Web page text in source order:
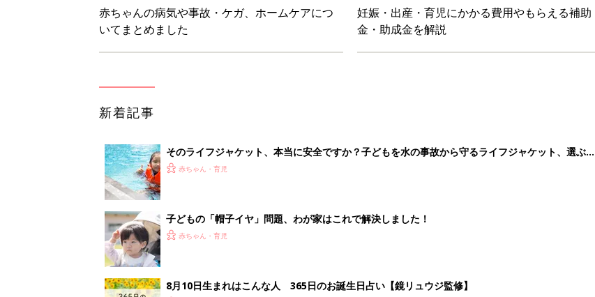
赤ちゃんの病気や事故・ケガ、ホームケアにつ
いてまとめました
妊娠・出産・育児にかかる費用やもらえる補助
金・助成金を解説
新着記事
そのライフジャケット、本当に安全ですか？子どもを水の事故から守るライフジャケット、選ぶと
きにはここに注意を！【専門家】
赤ちゃん・育児
子どもの「帽子イヤ」問題、わが家はこれで解決しました！
赤ちゃん・育児
8月10日生まれはこんな人 365日のお誕生日占い【鏡リュウジ監修】